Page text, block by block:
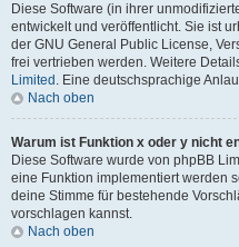
Diese Software (in ihrer
entwickelt und veröffentlicht. Sie ist
der GNU General Public License,
frei vertrieben werden. Weitere
Limited . Eine deutschsprachige
Nach oben
Warum ist Funktion x oder y nicht
Diese Software wurde von phpBB
eine Funktion implementiert werden
deine Stimme für bestehende
vorschlagen kannst.
Nach oben